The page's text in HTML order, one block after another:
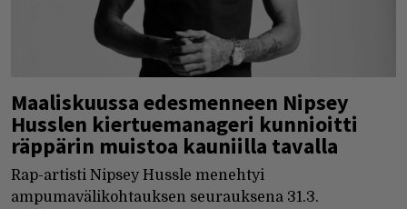
Maaliskuussa edesmenneen Nipsey
Husslen kiertuemanageri kunnioitti
räppärin muistoa kauniilla tavalla
Rap-artisti Nipsey Hussle menehtyi
ampumavälikohtauksen seurauksena 31.3.